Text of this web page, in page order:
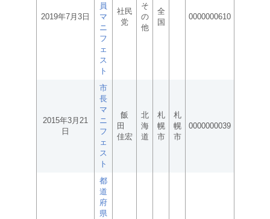
2019年7月3日
員
マ
ニ
フ
ェ
ス
ト
社民
党
そ
の
他
全
国
0000000610
2015年3月21
日
市
長
マ
ニ
フ
ェ
ス
ト
飯
田
佳宏
北
海
道
札
幌
市
札
幌
市
0000000039
都
道
府
県